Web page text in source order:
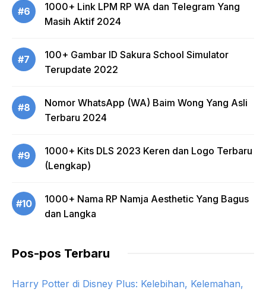
#6
1000+ Link LPM RP WA dan Telegram Yang
Masih Aktif 2024
#7
100+ Gambar ID Sakura School Simulator
Terupdate 2022
#8
Nomor WhatsApp (WA) Baim Wong Yang Asli
Terbaru 2024
#9
1000+ Kits DLS 2023 Keren dan Logo Terbaru
(Lengkap)
#10
1000+ Nama RP Namja Aesthetic Yang Bagus
dan Langka
Pos-pos Terbaru
Harry Potter di Disney Plus: Kelebihan, Kelemahan,